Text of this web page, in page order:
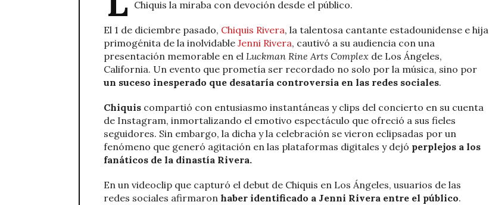
Chiquis la miraba con devoción desde el público.
El 1 de diciembre pasado, Chiquis Rivera, la talentosa cantante estadounidense e hija
primogénita de la inolvidable Jenni Rivera, cautivó a su audiencia con una
presentación memorable en el Luckman Rine Arts Complex de Los Ángeles,
California. Un evento que prometía ser recordado no solo por la música, sino por
un suceso inesperado que desataría controversia en las redes sociales.
Chiquis compartió con entusiasmo instantáneas y clips del concierto en su cuenta
de Instagram, inmortalizando el emotivo espectáculo que ofreció a sus fieles
seguidores. Sin embargo, la dicha y la celebración se vieron eclipsadas por un
fenómeno que generó agitación en las plataformas digitales y dejó perplejos a los
fanáticos de la dinastía Rivera.
En un videoclip que capturó el debut de Chiquis en Los Ángeles, usuarios de las
redes sociales afirmaron haber identificado a Jenni Rivera entre el público.